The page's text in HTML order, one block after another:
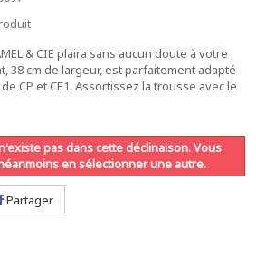
& CIE plaira sans aucun doute à votre
38 cm de largeur, est parfaitement adapté
CP et CE1. Assortissez la trousse avec le
pas dans cette déclinaison. Vous
en sélectionner une autre.
Partager